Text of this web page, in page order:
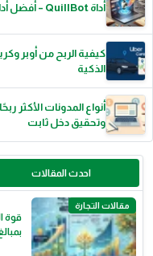
أداة QuillBot – أفضل أداة لإعادة الصياغة وتحسين العبارات باحترافية
الذكية
وتحقيق دخل ثابت
احدث المقالات
مقالات التجارة
قوة